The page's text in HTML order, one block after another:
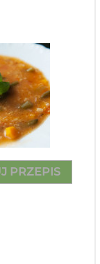
PRZEPIS